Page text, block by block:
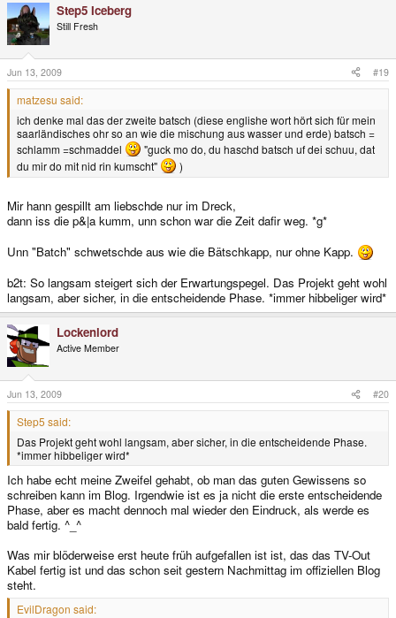
Step5 Iceberg
Still Fresh
Jun 13, 2009 #19
matzesu said:
ich denke mal das der zweite batsch (diese englishe wort hört sich für mein
saarländisches ohr so an wie die mischung aus wasser und erde) batsch =
schlamm =schmaddel
"guck mo do, du haschd batsch uf dei schuu, dat
du mir do mit nid rin kumscht"
)
Mir hann gespillt am liebschde nur im Dreck,
dann iss die p&|a kumm, unn schon war die Zeit dafir weg. *g*
Unn "Batch" schwetschde aus wie die Bätschkapp, nur ohne Kapp.
b2t: So langsam steigert sich der Erwartungspegel. Das Projekt geht wohl
langsam, aber sicher, in die entscheidende Phase. *immer hibbeliger wird*
Lockenlord
Active Member
Jun 13, 2009 #20
Step5 said:
Das Projekt geht wohl langsam, aber sicher, in die entscheidende Phase.
*immer hibbeliger wird*
Ich habe echt meine Zweifel gehabt, ob man das guten Gewissens so
schreiben kann im Blog. Irgendwie ist es ja nicht die erste entscheidende
Phase, aber es macht dennoch mal wieder den Eindruck, als werde es
bald fertig. ^_^
Was mir blöderweise erst heute früh aufgefallen ist ist, das das TV-Out
Kabel fertig ist und das schon seit gestern Nachmittag im offiziellen Blog
steht.
EvilDragon said: